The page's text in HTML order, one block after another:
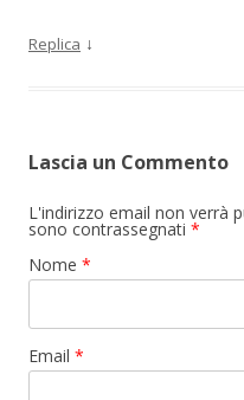
Replica ↓
Lascia un Commento
L'indirizzo email non verrà
sono contrassegnati *
Nome *
Email *